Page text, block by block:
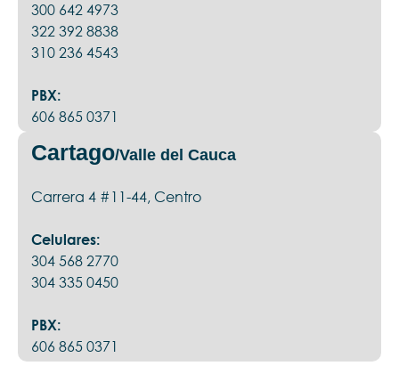
300 642 4973
322 392 8838
310 236 4543
PBX:
606 865 0371
Cartago/Valle del Cauca
Carrera 4 #11-44, Centro
Celulares:
304 568 2770
304 335 0450
PBX:
606 865 0371